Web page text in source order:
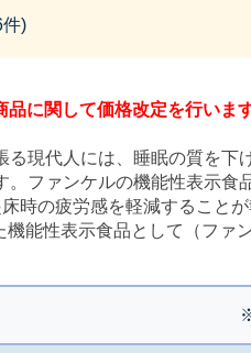
件)
に関して価格改定を行います
現代人には、睡眠の質を下
ファンケルの機能性表示食
時の疲労感を軽減することが
能性表示食品として（ファン